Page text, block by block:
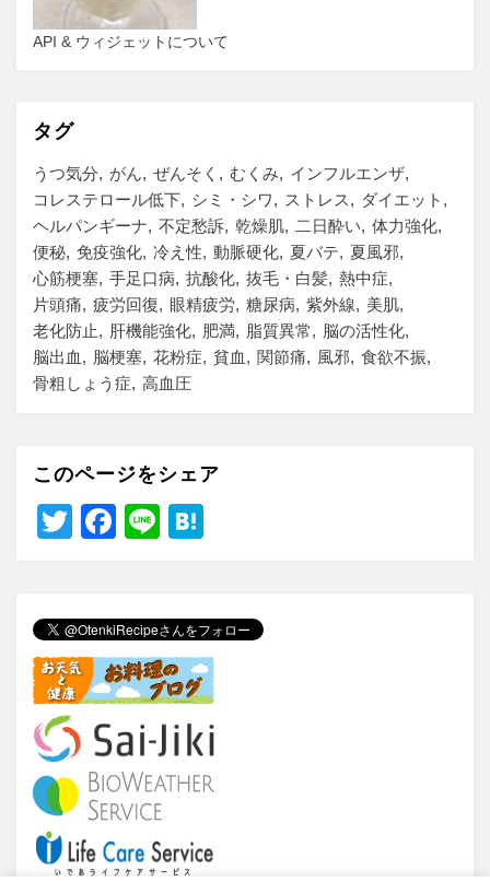
API & ウィジェットについて
タグ
うつ気分 がん ぜんそく むくみ
インフルエンザ
コレステロール低下
シミ・シワ ストレス
ダイエット
ヘルパンギーナ
不定愁訴 乾燥肌 二日酔い
体力強化
便秘 免疫強化 冷え性 動脈硬化 夏バテ
夏風邪
心筋梗塞 手足口病 抗酸化 抜毛・白髪 熱中症
片頭痛
疲労回復 眼精疲労 糖尿病 紫外線
美肌
老化防止
肝機能強化 肥満 脂質異常
脳の活性化
脳出血
脳梗塞 花粉症 貧血 関節痛 風邪 食欲不振
骨粗しょう症
高血圧
このページをシェア
T
er
F
e
b
o
o
k
Li
n
a